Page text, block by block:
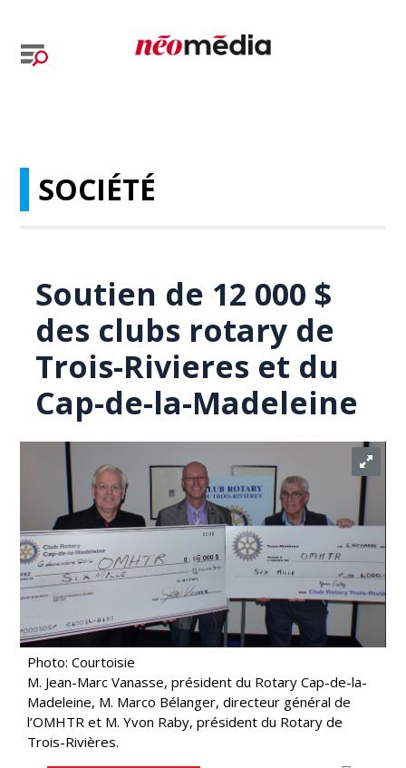
SOCIÉTÉ
Soutien de 12 000 $
des clubs rotary de
Trois-Rivieres et du
Cap-de-la-Madeleine
Photo: Courtoisie
M. Jean-Marc Vanasse, président du Rotary Cap-de-la-
Madeleine, M. Marco Bélanger, directeur général de
l’OMHTR et M. Yvon Raby, président du Rotary de
Trois-Rivières.